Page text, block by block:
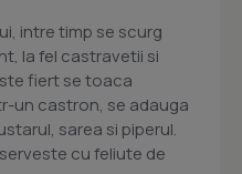
intre timp se scurg
la fel castravetii si
fiert se toaca
un castron, se adauga
sarea si piperul.
cu feliute de